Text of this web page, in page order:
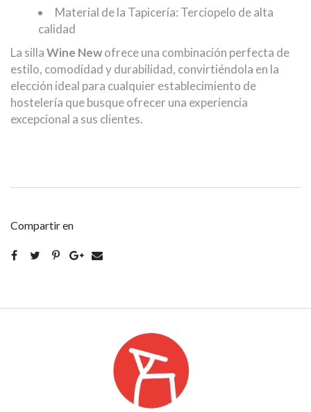
Material de la Tapicería: Terciopelo de alta
calidad
La sillaWine Newofrece una combinación perfecta de
estilo, comodidad y durabilidad, convirtiéndola en la
elección ideal para cualquier establecimiento de
hostelería que busque ofrecer una experiencia
excepcional a sus clientes.
Compartir en